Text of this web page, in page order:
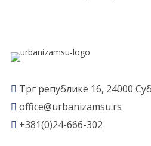
 Трг републике 16, 24000
 office@urbanizamsu.rs
 +381(0)24-666-302